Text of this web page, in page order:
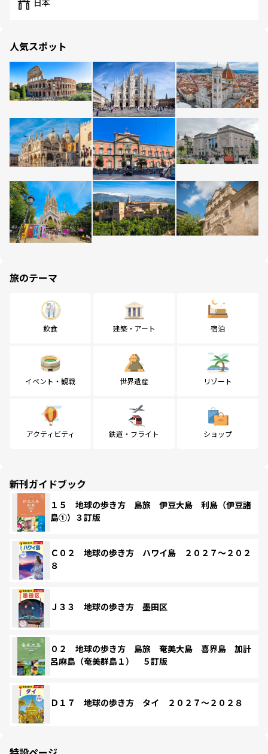
日本
人気スポット
旅のテーマ
飲食 建築・アート 宿泊
イベント・観戦 世界遺産 リゾート
アクティビティ 鉄道・フライト ショップ
新刊ガイドブック
１５ 地球の歩き方 島旅 伊豆大島 利島（伊豆諸
島①）３訂版
Ｃ０２ 地球の歩き方 ハワイ島 ２０２７～２０２
８
Ｊ３３ 地球の歩き方 墨田区
０２ 地球の歩き方 島旅 奄美大島 喜界島 加計
呂麻島（奄美群島１） ５訂版
Ｄ１７ 地球の歩き方 タイ ２０２７～２０２８